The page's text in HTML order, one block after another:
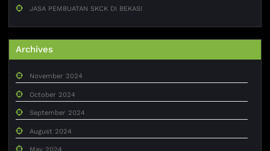
JASA PEMBUATAN SKCK DI BEKASI
Archives
November 2024
October 2024
September 2024
August 2024